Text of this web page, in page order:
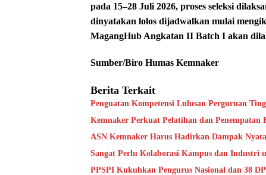
pada 15–28 Juli 2026, proses seleksi
dinyatakan lolos dijadwalkan mulai
MagangHub Angkatan II Batch I akan
Sumber/Biro Humas Kemnaker
Berita Terkait
Penguatan Kompetensi Lulusan Perguruan
Kemnaker Perkuat Pelatihan dan Penempatan
ASN Kemnaker Harus Hadirkan Dampak
Sangat Perlu Kolaborasi Kampus dan Industri
PPSPI Kukuhkan Pengurus Nasional dan 38